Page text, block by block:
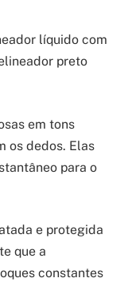
líquido com
preto
em tons
os dedos. Elas
para o
e protegida
que a
constantes